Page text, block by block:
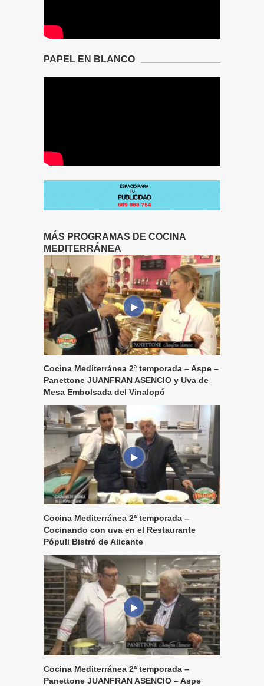
PAPEL EN BLANCO
MÁS PROGRAMAS DE COCINA
MEDITERRÁNEA
Cocina Mediterránea 2ª temporada – Aspe –
Panettone JUANFRAN ASENCIO y Uva de
Mesa Embolsada del Vinalopó
Cocina Mediterránea 2ª temporada –
Cocinando con uva en el Restaurante
Pópuli Bistró de Alicante
Cocina Mediterránea 2ª temporada –
Panettone JUANFRAN ASENCIO – Aspe